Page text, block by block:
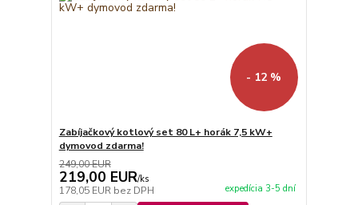
- 12 %
Zabíjačkový kotlový set 80 L+ horák 7,5 kW+
dymovod zdarma!
249,00 EUR
219,00 EUR/ks
178,05 EUR bez DPH expedícia 3-5 dní